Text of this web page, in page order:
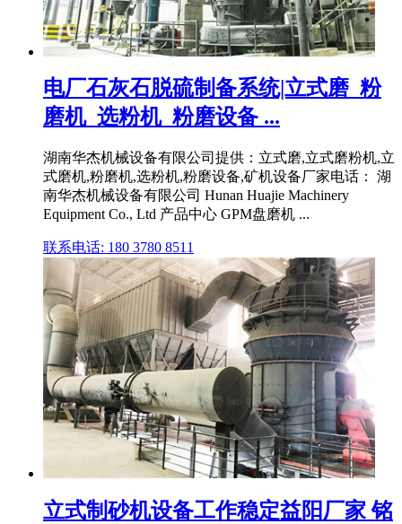
电厂石灰石脱硫制备系统|立式磨_粉
磨机_选粉机_粉磨设备 ...
湖南华杰机械设备有限公司提供：立式磨,立式磨粉机,立
式磨机,粉磨机,选粉机,粉磨设备,矿机设备厂家电话： 湖
南华杰机械设备有限公司 Hunan Huajie Machinery
Equipment Co., Ltd 产品中心 GPM盘磨机 ...
联系电话: 180 3780 8511
立式制砂机设备工作稳定益阳厂家 铭